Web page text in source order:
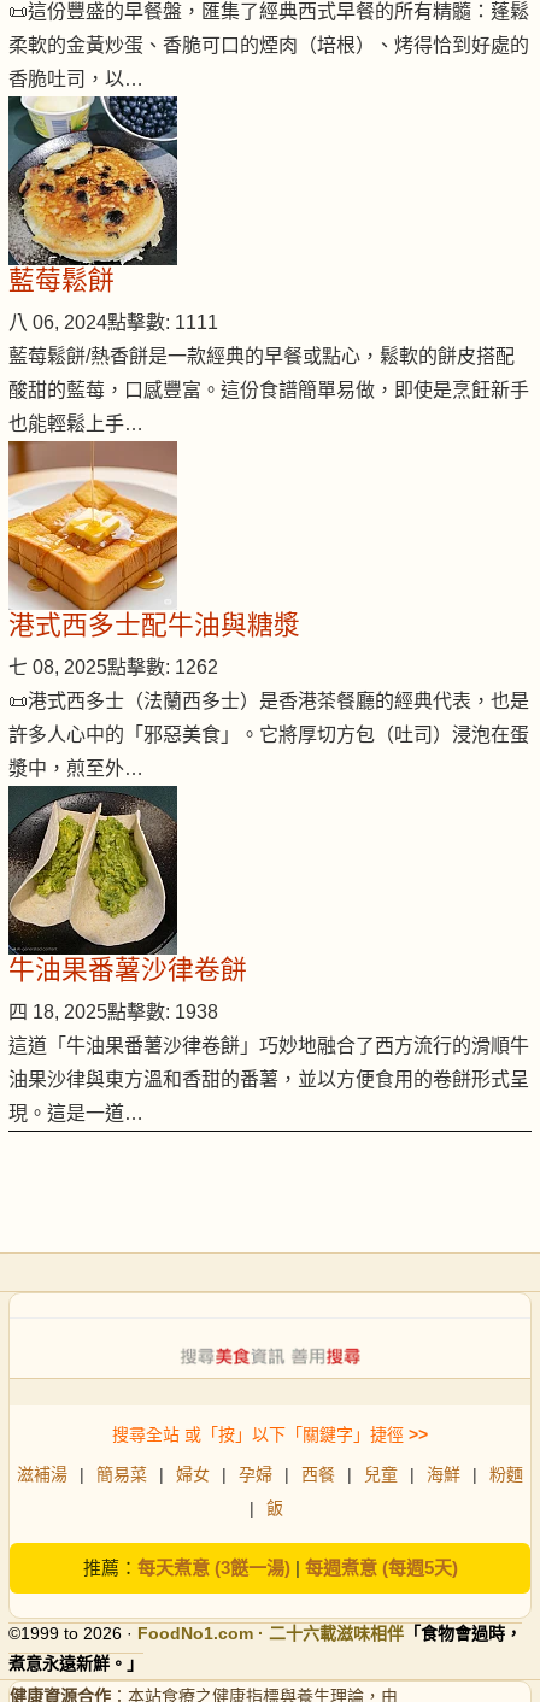
📜這份豐盛的早餐盤，匯集了經典西式早餐的所有精髓：蓬鬆
柔軟的金黃炒蛋、香脆可口的煙肉（培根）、烤得恰到好處的
香脆吐司，以…
藍莓鬆餅
八 06, 2024點擊數: 1111
藍莓鬆餅/熱香餅是一款經典的早餐或點心，鬆軟的餅皮搭配
酸甜的藍莓，口感豐富。這份食譜簡單易做，即使是烹飪新手
也能輕鬆上手…
港式西多士配牛油與糖漿
七 08, 2025點擊數: 1262
📜港式西多士（法蘭西多士）是香港茶餐廳的經典代表，也是
許多人心中的「邪惡美食」。它將厚切方包（吐司）浸泡在蛋
漿中，煎至外…
牛油果番薯沙律卷餅
四 18, 2025點擊數: 1938
這道「牛油果番薯沙律卷餅」巧妙地融合了西方流行的滑順牛
油果沙律與東方溫和香甜的番薯，並以方便食用的卷餅形式呈
現。這是一道…
搜尋全站 或「按」以下「關鍵字」捷徑 >>
滋補湯 | 簡易菜 | 婦女 | 孕婦 | 西餐 | 兒童 | 海鮮 |
粉麵
|
飯
推薦： 每天煮意 (3餸一湯)| 每週煮意 (每週5天)
©1999 to 2026 · FoodNo1.com · 二十六載滋味相伴 「食物會過時，
煮意永遠新鮮。」
健康資源合作 ：本站食療之健康指標與養生理論，由